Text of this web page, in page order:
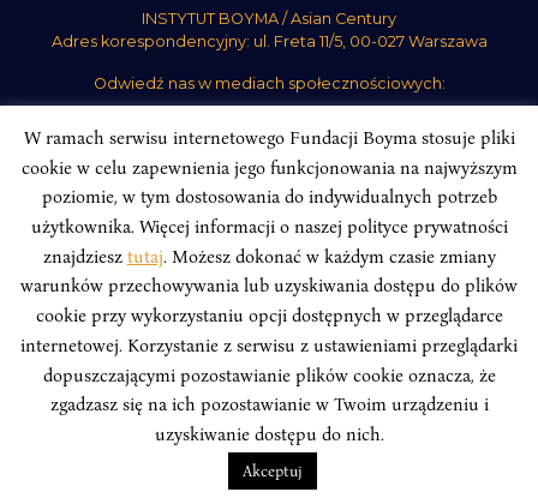
INSTYTUT BOYMA / Asian Century
Adres korespondencyjny: ul. Freta 11/5, 00-027 Warszawa
Odwiedź nas w mediach społecznościowych:
INSTYTUT BOYMA. WSZELKIE PRAWA ZASTRZEŻONE.Polityka
Prywatności Serwisu Polityka Prywatności Fundacji
designBeata Świerczyńska , developmentAlan Głodek
W ramach serwisu internetowego Fundacji Boyma stosuje pliki
cookie w celu zapewnienia jego funkcjonowania na najwyższym
poziomie, w tym dostosowania do indywidualnych potrzeb
użytkownika. Więcej informacji o naszej polityce prywatności
znajdziesz tutaj. Możesz dokonać w każdym czasie zmiany
warunków przechowywania lub uzyskiwania dostępu do plików
cookie przy wykorzystaniu opcji dostępnych w przeglądarce
internetowej. Korzystanie z serwisu z ustawieniami przeglądarki
dopuszczającymi pozostawianie plików cookie oznacza, że
zgadzasz się na ich pozostawianie w Twoim urządzeniu i
uzyskiwanie dostępu do nich.
Akceptuj